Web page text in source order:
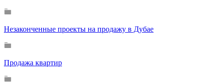
Незаконченные проекты на продажу в Дубае
Продажа квартир